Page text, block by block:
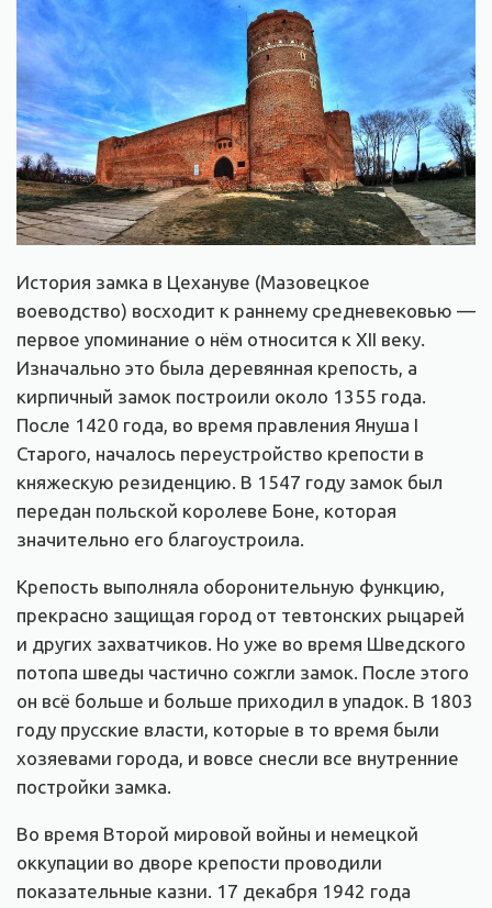
История замка в Цехануве (Мазовецкое
воеводство) восходит к раннему средневековью —
первое упоминание о нём относится к XII веку.
Изначально это была деревянная крепость, а
кирпичный замок построили около 1355 года.
После 1420 года, во время правления Януша I
Старого, началось переустройство крепости в
княжескую резиденцию. В 1547 году замок был
передан польской королеве Боне, которая
значительно его благоустроила.
Крепость выполняла оборонительную функцию,
прекрасно защищая город от тевтонских рыцарей
и других захватчиков. Но уже во время Шведского
потопа шведы частично сожгли замок. После этого
он всё больше и больше приходил в упадок. В 1803
году прусские власти, которые в то время были
хозяевами города, и вовсе снесли все внутренние
постройки замка.
Во время Второй мировой войны и немецкой
оккупации во дворе крепости проводили
показательные казни. 17 декабря 1942 года